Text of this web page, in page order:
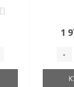
0
1
-